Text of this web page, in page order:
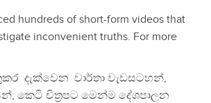
hundreds of short-form videos that
inconvenient truths. For more
දැක්වෙන වාර්තා වැඩසටහන්,
කෙටි චිත්‍රපට මෙන්ම දේශපාලන